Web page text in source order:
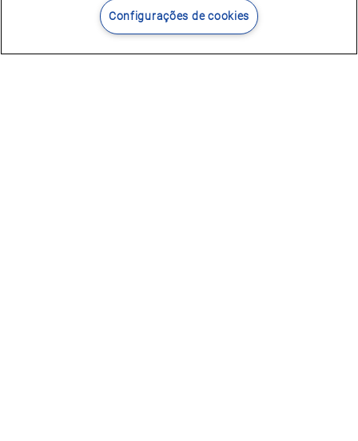
Contacte-nos Encontrar Centro
Configurações de cookies